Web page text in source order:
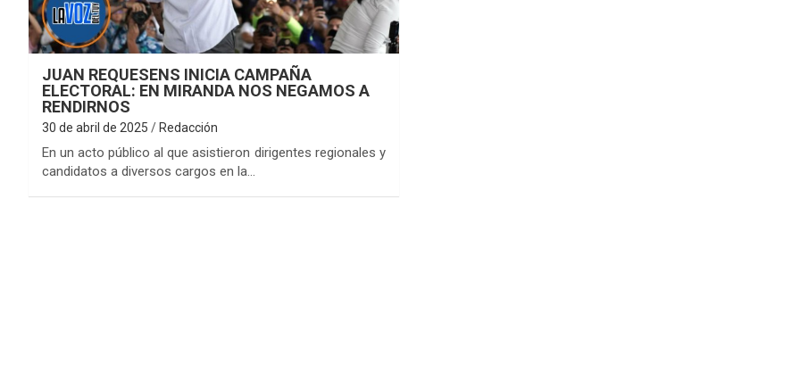
JUAN REQUESENS INICIA CAMPAÑA
ELECTORAL: EN MIRANDA NOS NEGAMOS A
RENDIRNOS
30 de abril de 2025 Redacción
En un acto público al que asistieron dirigentes regionales y
candidatos a diversos cargos en la…